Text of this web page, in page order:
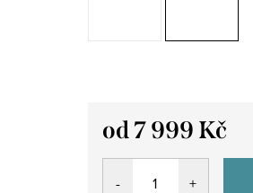
od7 999 Kč
Měrná